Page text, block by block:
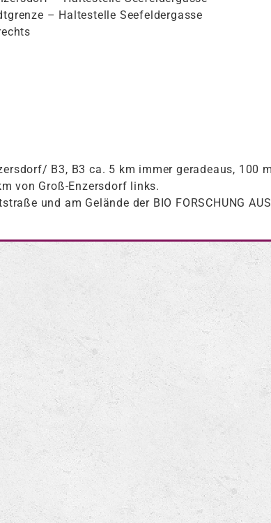
– Haltestelle Seefeldergasse
B3, B3 ca. 5 km immer geradeaus, 100
von Groß-Enzersdorf links.
und am Gelände der BIO FORSCHUNG